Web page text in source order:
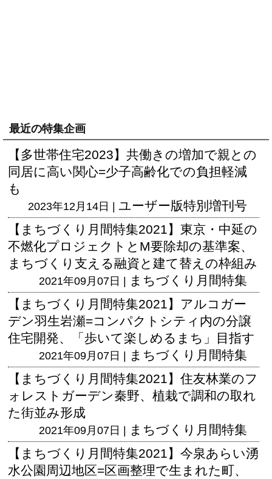
最近の特集企画
【多世帯住宅2023】共働きの増加で親との
同居に高い関心=少子高齢化での負担軽減
も
2023年12月14日 | ユーザー版特別増刊号
【まちづくり月間特集2021】東京・中延の
不燃化プロジェクトとM要除却の基準案、
まちづくり支える融資と建て替えの枠組み
2021年09月07日 | まちづくり月間特集
【まちづくり月間特集2021】アルコガー
デン羽生岩瀬=コンパクトシティ内の分譲
住宅開発、「歩いて楽しめるまち」目指す
2021年09月07日 | まちづくり月間特集
【まちづくり月間特集2021】住友林業のフ
ォレストガーデン秦野、植栽で調和の取れ
た街並み形成
2021年09月07日 | まちづくり月間特集
【まちづくり月間特集2021】今泉あらい湧
水公園周辺地区=区画整理で生まれた町、